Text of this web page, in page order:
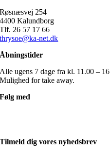
Røsnæsvej 254
4400 Kalundborg
Tlf. 26 57 17 66
thrysoe@ka-net.dk
Åbningstider
Alle ugens 7 dage fra kl. 11.00 –
Mulighed for take away.
Følg med
Tilmeld dig vores nyhedsbrev